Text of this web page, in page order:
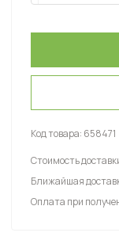
Код товара: 658471
Стоимость
Ближайшая
Оплата при